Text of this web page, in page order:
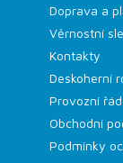
Doprava a
Věrnostní
Kontakty
Deskoherní
Provozní
Obchodní
Podmínky